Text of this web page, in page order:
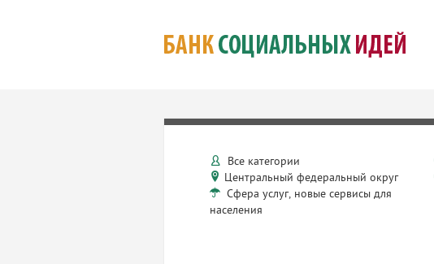
Все категории
Центральный федеральный округ
Сфера услуг, новые сервисы для
населения